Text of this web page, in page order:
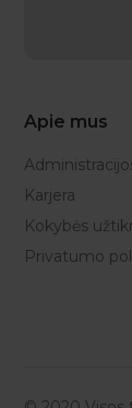
Apie mus
Karjera
Kokybės
Privatumo